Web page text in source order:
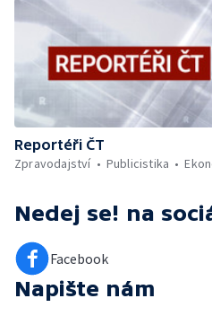
Reportéři ČT
Zpravodajství
Publicistika
Nedej se! na
Facebook
Napište nám